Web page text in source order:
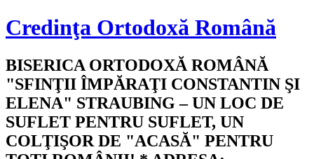
Credinţa Ortodoxă Română
BISERICA ORTODOXĂ ROMÂNĂ
"SFINŢII ÎMPĂRAŢI CONSTANTIN ŞI
ELENA" STRAUBING – UN LOC DE
SUFLET PENTRU SUFLET, UN
COLŢIŞOR DE "ACASĂ" PENTRU